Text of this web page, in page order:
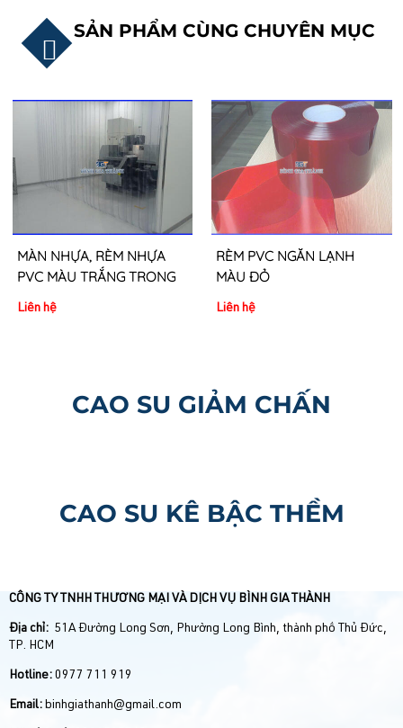
SẢN PHẨM CÙNG CHUYÊN MỤC
MÀN NHỰA, RÈM NHỰA
PVC MÀU TRẮNG TRONG
Liên hệ
RÈM PVC NGĂN LẠNH
MÀU ĐỎ
Liên hệ
CAO SU GIẢM CHẤN
CAO SU KÊ BẬC THỀM
CÔNG TY TNHH THƯƠNG MẠI VÀ DỊCH VỤ BÌNH GIA THÀNH
Địa chỉ: 51A Đường Long Sơn, Phường Long Bình, thành phố Thủ Đức,
TP. HCM
Hotline: 0977 711 919
Email: binhgiathanh@gmail.com